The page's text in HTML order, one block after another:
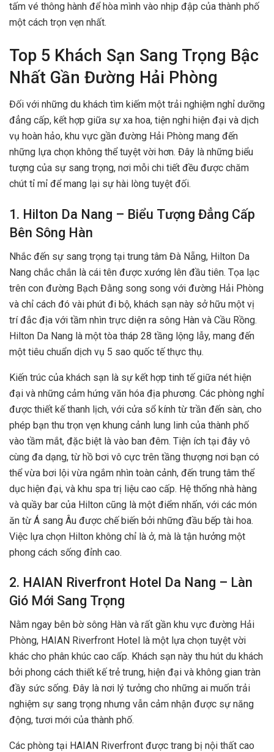
tấm vé thông hành để hòa mình vào nhịp đập của thành phố
một cách trọn vẹn nhất.
Top 5 Khách Sạn Sang Trọng Bậc
Nhất Gần Đường Hải Phòng
Đối với những du khách tìm kiếm một trải nghiệm nghỉ dưỡng
đẳng cấp, kết hợp giữa sự xa hoa, tiện nghi hiện đại và dịch
vụ hoàn hảo, khu vực gần đường Hải Phòng mang đến
những lựa chọn không thể tuyệt vời hơn. Đây là những biểu
tượng của sự sang trọng, nơi mỗi chi tiết đều được chăm
chút tỉ mỉ để mang lại sự hài lòng tuyệt đối.
1. Hilton Da Nang – Biểu Tượng Đẳng Cấp
Bên Sông Hàn
Nhắc đến sự sang trọng tại trung tâm Đà Nẵng, Hilton Da
Nang chắc chắn là cái tên được xướng lên đầu tiên. Tọa lạc
trên con đường Bạch Đằng song song với đường Hải Phòng
và chỉ cách đó vài phút đi bộ, khách sạn này sở hữu một vị
trí đắc địa với tầm nhìn trực diện ra sông Hàn và Cầu Rồng.
Hilton Da Nang là một tòa tháp 28 tầng lộng lẫy, mang đến
một tiêu chuẩn dịch vụ 5 sao quốc tế thực thụ.
Kiến trúc của khách sạn là sự kết hợp tinh tế giữa nét hiện
đại và những cảm hứng văn hóa địa phương. Các phòng nghỉ
được thiết kế thanh lịch, với cửa sổ kính từ trần đến sàn, cho
phép bạn thu trọn vẹn khung cảnh lung linh của thành phố
vào tầm mắt, đặc biệt là vào ban đêm. Tiện ích tại đây vô
cùng đa dạng, từ hồ bơi vô cực trên tầng thượng nơi bạn có
thể vừa bơi lội vừa ngắm nhìn toàn cảnh, đến trung tâm thể
dục hiện đại, và khu spa trị liệu cao cấp. Hệ thống nhà hàng
và quầy bar của Hilton cũng là một điểm nhấn, với các món
ăn từ Á sang Âu được chế biến bởi những đầu bếp tài hoa.
Việc lựa chọn Hilton không chỉ là ở, mà là tận hưởng một
phong cách sống đỉnh cao.
2. HAIAN Riverfront Hotel Da Nang – Làn
Gió Mới Sang Trọng
Nằm ngay bên bờ sông Hàn và rất gần khu vực đường Hải
Phòng, HAIAN Riverfront Hotel là một lựa chọn tuyệt vời
khác cho phân khúc cao cấp. Khách sạn này thu hút du khách
bởi phong cách thiết kế trẻ trung, hiện đại và không gian tràn
đầy sức sống. Đây là nơi lý tưởng cho những ai muốn trải
nghiệm sự sang trọng nhưng vẫn cảm nhận được sự năng
động, tươi mới của thành phố.
Các phòng tại HAIAN Riverfront được trang bị nội thất cao